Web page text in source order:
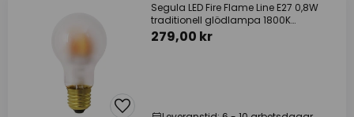
Segula LED Fire Flame Line E27 0,8W
traditionell glödlampa 1800K
Dekoration
279,00 kr